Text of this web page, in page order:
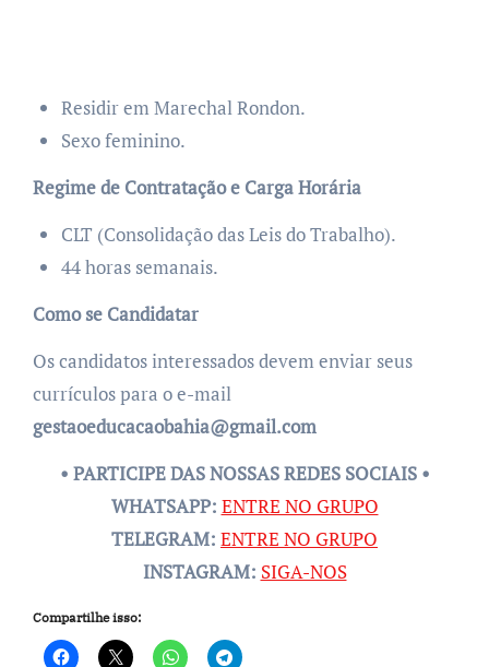
Residir em Marechal Rondon.
Sexo feminino.
Regime de Contratação e Carga Horária
CLT (Consolidação das Leis do Trabalho).
44 horas semanais.
Como se Candidatar
Os candidatos interessados devem enviar seus
currículos para o e-mail
gestaoeducacaobahia@gmail.com
• PARTICIPE DAS NOSSAS REDES SOCIAIS •
WHATSAPP: ENTRE NO GRUPO
TELEGRAM: ENTRE NO GRUPO
INSTAGRAM: SIGA-NOS
Compartilhe isso: